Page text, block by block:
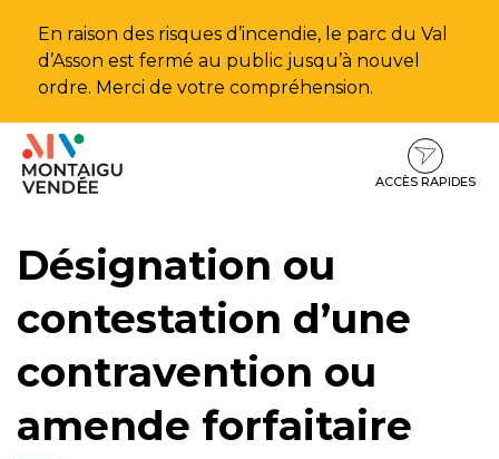
En raison des risques d’incendie, le parc du Val
d’Asson est fermé au public jusqu’à nouvel
ordre. Merci de votre compréhension.
Aller
Aller
contenu
Aller
pied
ACCÈS RAPIDES
Désignation ou
contestation d’une
contravention ou
amende forfaitaire